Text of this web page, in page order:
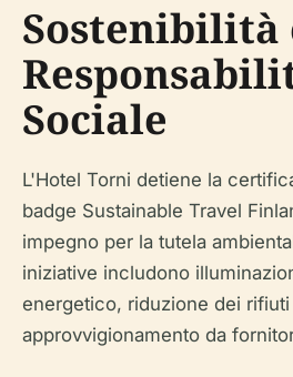
Sostenibilità
Sociale
L'Hotel Torni detiene la
badge Sustainable Travel
impegno per la tutela
iniziative includono
energetico, riduzione dei rifiuti
approvvigionamento da